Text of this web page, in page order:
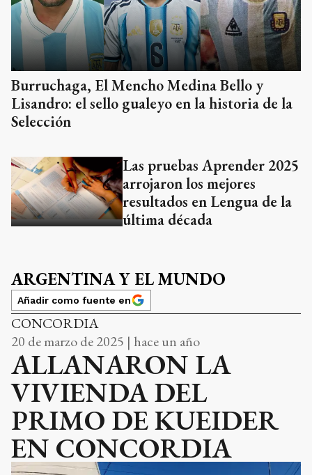
Burruchaga, El Mencho Medina Bello y
Lisandro: el sello gualeyo en la historia de la
Selección
Las pruebas Aprender 2025
arrojaron los mejores
resultados en Lengua de la
última década
ARGENTINA Y EL MUNDO
Añadir como fuente en
CONCORDIA
20 de marzo de 2025 | hace un año
ALLANARON LA
VIVIENDA DEL
PRIMO DE KUEIDER
EN CONCORDIA